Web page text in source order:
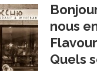
nous
Quels